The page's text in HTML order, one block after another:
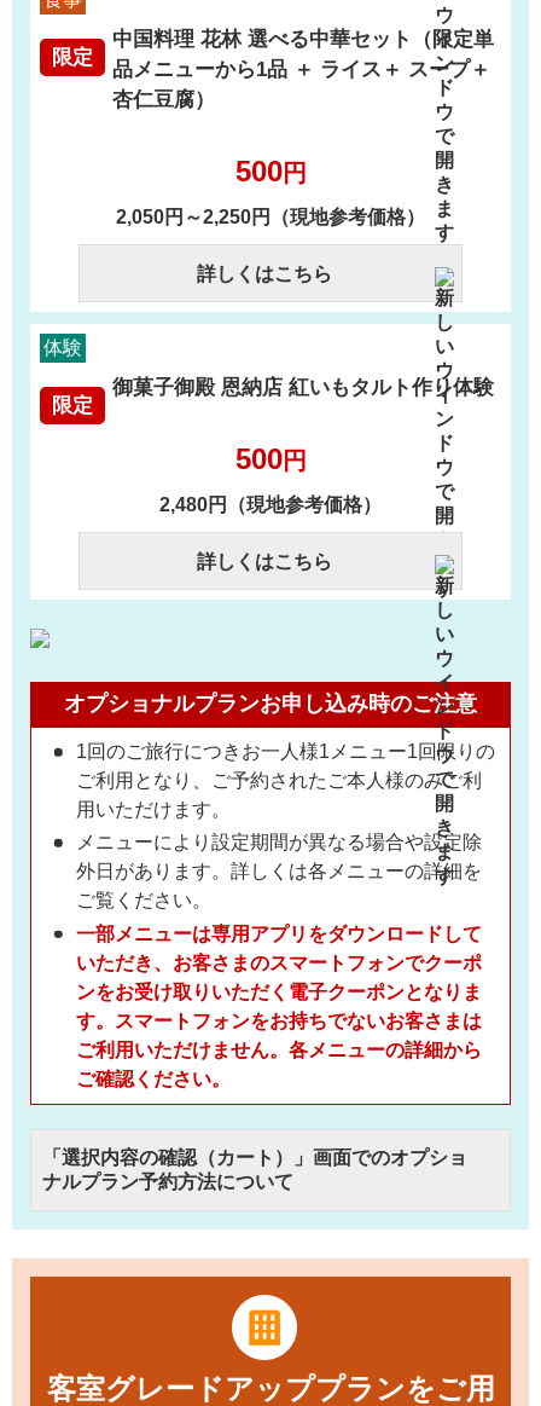
限定
中国料理 花林 選べる中華セット（限定単
品メニューから1品 ＋ ライス＋ スープ＋
杏仁豆腐）
500円
2,050円～2,250円（現地参考価格）
詳しくはこちら
体験
限定
御菓子御殿 恩納店 紅いもタルト作り体験
500円
2,480円（現地参考価格）
詳しくはこちら
オプショナルプランお申し込み時のご注意
1回のご旅行につきお一人様1メニュー1回限りの
ご利用となり、ご予約されたご本人様のみご利
用いただけます。
メニューにより設定期間が異なる場合や設定除
外日があります。詳しくは各メニューの詳細を
ご覧ください。
一部メニューは専用アプリをダウンロードして
いただき、お客さまのスマートフォンでクーポ
ンをお受け取りいただく電子クーポンとなりま
す。スマートフォンをお持ちでないお客さまは
ご利用いただけません。各メニューの詳細から
ご確認ください。
「選択内容の確認（カート）」画面でのオプショ
ナルプラン予約方法について
客室グレードアッププランをご用